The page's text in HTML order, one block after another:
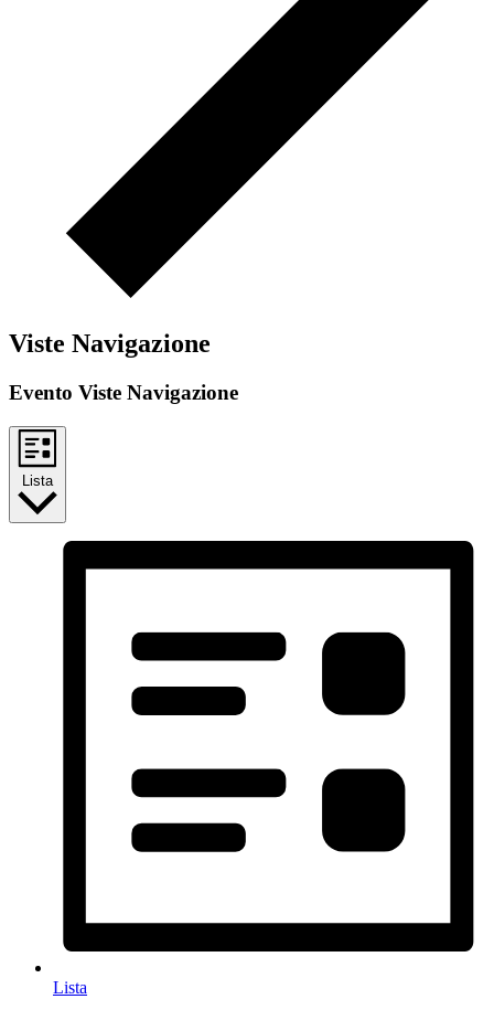
Viste Navigazione
Evento Viste Navigazione
Lista
Lista